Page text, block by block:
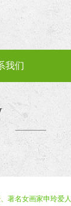
我们
著名女画家申玲爱